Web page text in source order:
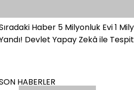
Haber 5 Milyonluk Evi 1
Devlet Yapay Zekâ ile
HABERLER